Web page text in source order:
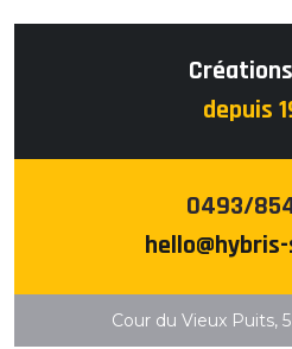
depuis
0493/
Cour du Vieux Puits,